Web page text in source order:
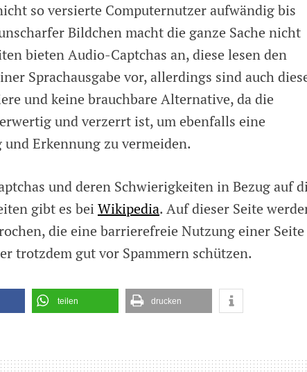
so versierte Computernutzer aufwändig bis
Bildchen macht die ganze Sache nicht
bieten Audio-Captchas an, diese lesen den
Sprachausgabe vor, allerdings sind auch
und keine brauchbare Alternative, da die
und verzerrt ist, um ebenfalls eine
Erkennung zu vermeiden.
und deren Schwierigkeiten in Bezug auf
gibt es beiWikipedia. Auf dieser Seite
die eine barrierefreie Nutzung einer Seite
trotzdem gut vor Spammern schützen.
teilen drucken